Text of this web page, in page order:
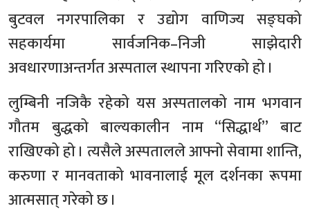
बुटवल नगरपालिका र उद्योग वाणिज्य सङ्घको
सहकार्यमा सार्वजनिक–निजी साझेदारी
अवधारणाअन्तर्गत अस्पताल स्थापना गरिएको हो ।
लुम्बिनी नजिकै रहेको यस अस्पतालको नाम भगवान
गौतम बुद्धको बाल्यकालीन नाम “सिद्धार्थ” बाट
राखिएको हो । त्यसैले अस्पतालले आफ्नो सेवामा शान्ति,
करुणा र मानवताको भावनालाई मूल दर्शनका रूपमा
आत्मसात् गरेको छ ।